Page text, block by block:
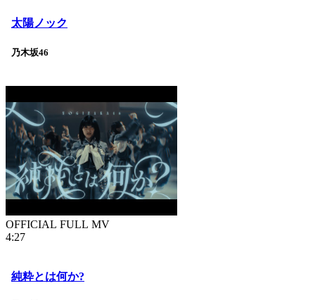
太陽ノック
乃木坂46
OFFICIAL FULL MV
4:27
純粋とは何か?